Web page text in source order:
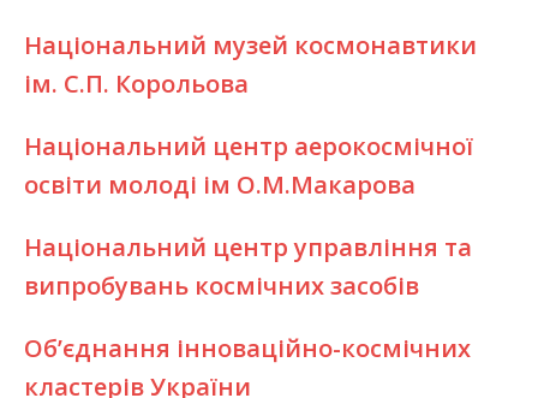
Національний музей космонавтики
ім. С.П. Корольова
Національний центр аерокосмічної
освіти молоді ім О.М.Макарова
Національний центр управління та
випробувань космічних засобів
Об’єднання інноваційно-космічних
кластерів України